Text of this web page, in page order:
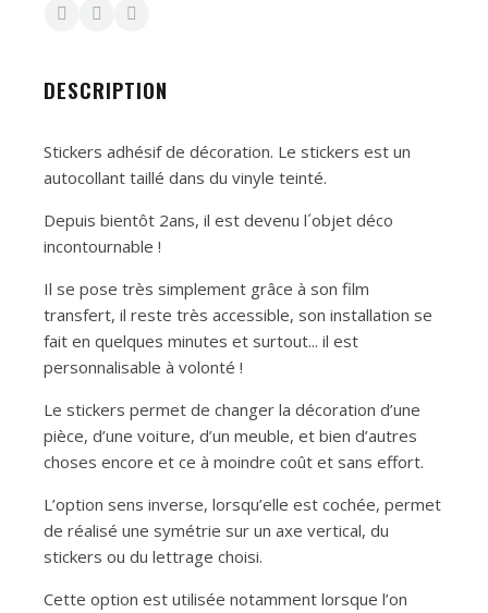
DESCRIPTION
Stickers adhésif de décoration. Le stickers est un
autocollant taillé dans du vinyle teinté.
Depuis bientôt 2ans, il est devenu l´objet déco
incontournable !
Il se pose très simplement grâce à son film
transfert, il reste très accessible, son installation se
fait en quelques minutes et surtout... il est
personnalisable à volonté !
Le stickers permet de changer la décoration d’une
pièce, d’une voiture, d’un meuble, et bien d’autres
choses encore et ce à moindre coût et sans effort.
L’option sens inverse, lorsqu’elle est cochée, permet
de réalisé une symétrie sur un axe vertical, du
stickers ou du lettrage choisi.
Cette option est utilisée notamment lorsque l’on